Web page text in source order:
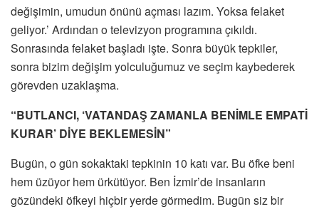
değişimin, umudun önünü açması lazım. Yoksa felaket
geliyor.’ Ardından o televizyon programına çıkıldı.
Sonrasında felaket başladı işte. Sonra büyük tepkiler,
sonra bizim değişim yolculuğumuz ve seçim kaybederek
görevden uzaklaşma.
“BUTLANCI, ‘VATANDAŞ ZAMANLA BENİMLE EMPATİ
KURAR’ DİYE BEKLEMESİN”
Bugün, o gün sokaktaki tepkinin 10 katı var. Bu öfke beni
hem üzüyor hem ürkütüyor. Ben İzmir’de insanların
gözündeki öfkeyi hiçbir yerde görmedim. Bugün siz bir